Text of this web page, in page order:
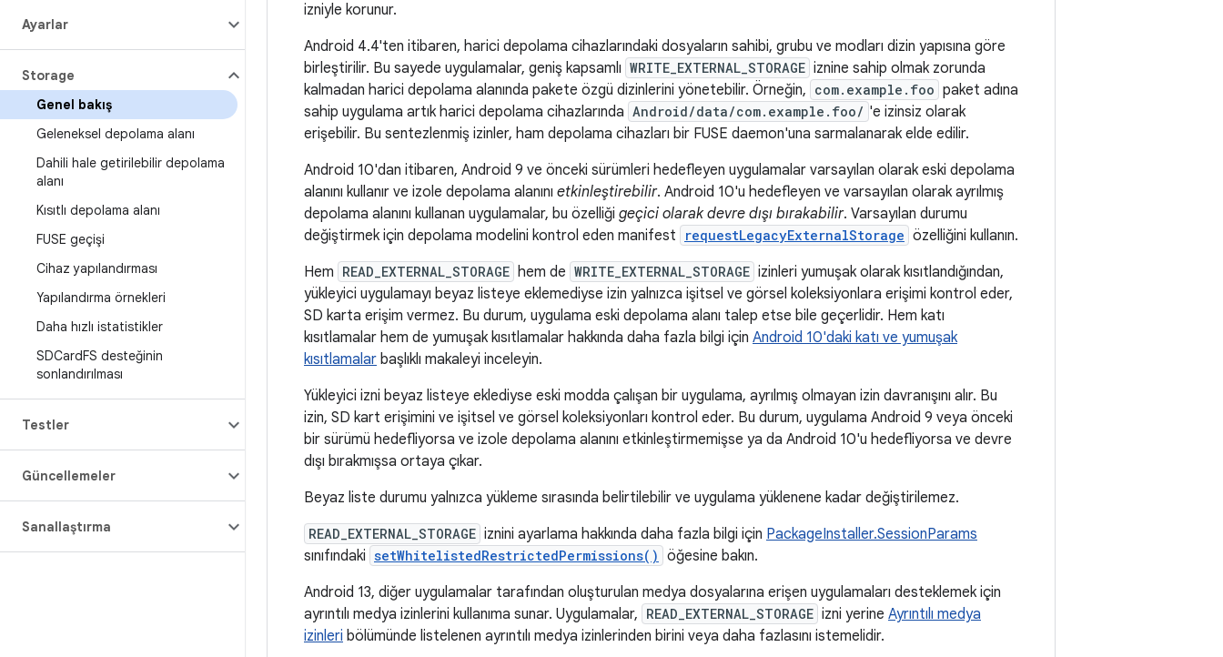
Ayarlar
Storage
Genel bakış
Geleneksel depolama alanı
Dahili hale getirilebilir depolama
alanı
Kısıtlı depolama alanı
FUSE geçişi
Cihaz yapılandırması
Yapılandırma örnekleri
Daha hızlı istatistikler
SDCardFS desteğinin
sonlandırılması
Testler
Güncellemeler
Sanallaştırma
izniyle korunur.
Android 4.4'ten itibaren, harici depolama cihazlarındaki dosyaların sahibi, grubu ve modları dizin yapısına göre
birleştirilir. Bu sayede uygulamalar, geniş kapsamlı WRITE_EXTERNAL_STORAGE iznine sahip olmak zorunda
kalmadan harici depolama alanında pakete özgü dizinlerini yönetebilir. Örneğin, com.example.foo paket adına
sahip uygulama artık harici depolama cihazlarında Android/data/com.example.foo/ 'e izinsiz olarak
erişebilir. Bu sentezlenmiş izinler, ham depolama cihazları bir FUSE daemon'una sarmalanarak elde edilir.
Android 10'dan itibaren, Android 9 ve önceki sürümleri hedefleyen uygulamalar varsayılan olarak eski depolama
alanını kullanır ve izole depolama alanını etkinleştirebilir. Android 10'u hedefleyen ve varsayılan olarak ayrılmış
depolama alanını kullanan uygulamalar, bu özelliği geçici olarak devre dışı bırakabilir. Varsayılan durumu
değiştirmek için depolama modelini kontrol eden manifest
requestLegacyExternalStorage özelliğini kullanın.
Hem READ_EXTERNAL_STORAGE hem de WRITE_EXTERNAL_STORAGE izinleri yumuşak olarak kısıtlandığından,
yükleyici uygulamayı beyaz listeye eklemediyse izin yalnızca işitsel ve görsel koleksiyonlara erişimi kontrol eder,
SD karta erişim vermez. Bu durum, uygulama eski depolama alanı talep etse bile geçerlidir. Hem katı
kısıtlamalar hem de yumuşak kısıtlamalar hakkında daha fazla bilgi için Android 10'daki katı ve yumuşak
kısıtlamalar başlıklı makaleyi inceleyin.
Yükleyici izni beyaz listeye eklediyse eski modda çalışan bir uygulama, ayrılmış olmayan izin davranışını alır. Bu
izin, SD kart erişimini ve işitsel ve görsel koleksiyonları kontrol eder. Bu durum, uygulama Android 9 veya önceki
bir sürümü hedefliyorsa ve izole depolama alanını etkinleştirmemişse ya da Android 10'u hedefliyorsa ve devre
dışı bırakmışsa ortaya çıkar.
Beyaz liste durumu yalnızca yükleme sırasında belirtilebilir ve uygulama yüklenene kadar değiştirilemez.
READ_EXTERNAL_STORAGE iznini ayarlama hakkında daha fazla bilgi için PackageInstaller.SessionParams
sınıfındaki setWhitelistedRestrictedPermissions() öğesine bakın.
Android 13, diğer uygulamalar tarafından oluşturulan medya dosyalarına erişen uygulamaları desteklemek için
ayrıntılı medya izinlerini kullanıma sunar. Uygulamalar, READ_EXTERNAL_STORAGE izni yerine Ayrıntılı medya
izinleri bölümünde listelenen ayrıntılı medya izinlerinden birini veya daha fazlasını istemelidir.